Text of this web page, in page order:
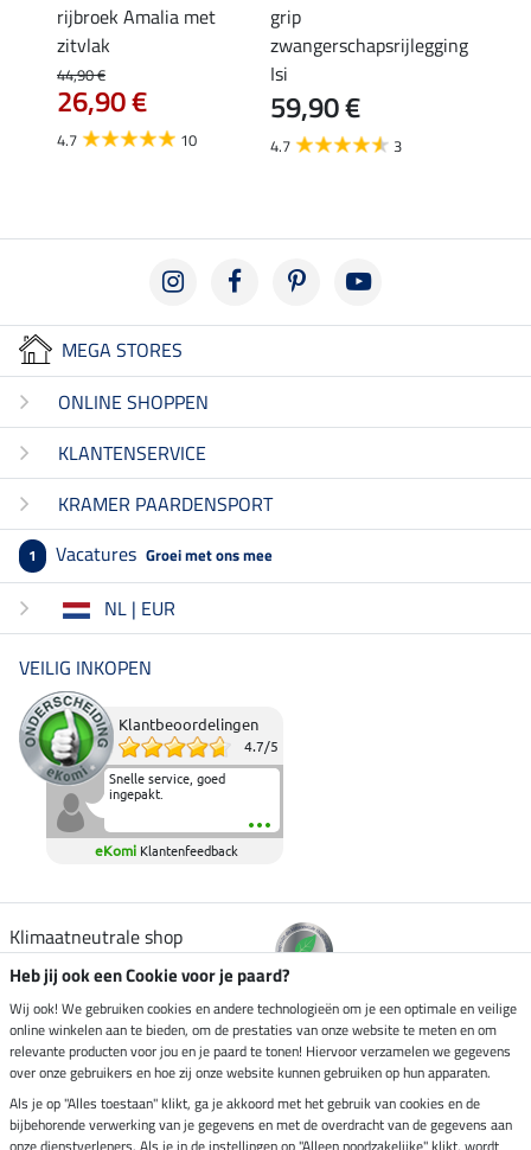
rijbroek Amalia met
zitvlak
44,90 €
26,90 €
4.7 10
grip
zwangerschapsrijlegging
Isi
59,90 €
4.7 3
MEGA STORES
ONLINE SHOPPEN
KLANTENSERVICE
KRAMER PAARDENSPORT
1 Vacatures Groei met ons mee
NL | EUR
VEILIG INKOPEN
Klantbeoordelingen
4.7/5
Snelle service, goed
ingepakt.
eKomi Klantenfeedback
Klimaatneutrale shop
Verzending per
Veilig betalen met
Heb jij ook een Cookie voor je paard?
Wij ook! We gebruiken cookies en andere technologieën om je een optimale en veilige
online winkelen aan te bieden, om de prestaties van onze website te meten en om
relevante producten voor jou en je paard te tonen! Hiervoor verzamelen we gegevens
over onze gebruikers en hoe zij onze website kunnen gebruiken op hun apparaten.
Als je op "Alles toestaan" klikt, ga je akkoord met het gebruik van cookies en de
bijbehorende verwerking van je gegevens en met de overdracht van de gegevens aan